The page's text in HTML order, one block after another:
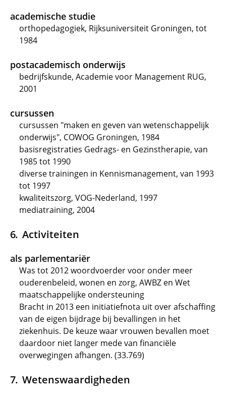
academische studie
orthopedagogiek, Rijksuniversiteit Groningen, tot
1984
postacademisch onderwijs
bedrijfskunde, Academie voor Management RUG,
2001
cursussen
cursussen "maken en geven van wetenschappelijk
onderwijs", COWOG Groningen, 1984
basisregistraties Gedrags- en Gezinstherapie, van
1985 tot 1990
diverse trainingen in Kennismanagement, van 1993
tot 1997
kwaliteitszorg, VOG-Nederland, 1997
mediatraining, 2004
Activiteiten
als parlementariër
Was tot 2012 woordvoerder voor onder meer
ouderenbeleid, wonen en zorg, AWBZ en Wet
maatschappelijke ondersteuning
Bracht in 2013 een initiatiefnota uit over afschaffing
van de eigen bijdrage bij bevallingen in het
ziekenhuis. De keuze waar vrouwen bevallen moet
daardoor niet langer mede van financiële
overwegingen afhangen. (33.769)
Wetenswaardigheden